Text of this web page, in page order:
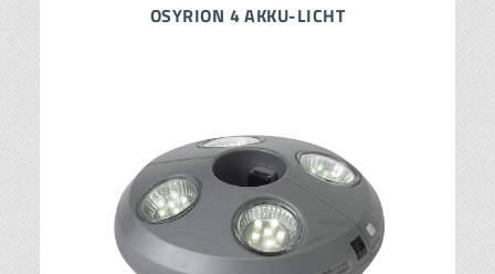
OSYRION 4 AKKU-LICHT